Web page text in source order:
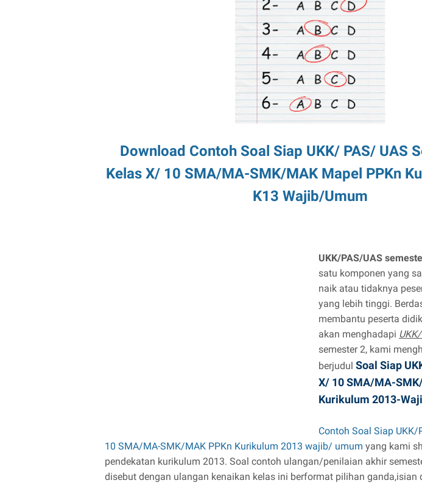
Download Contoh Soal Siap UKK/ PAS/ UAS
Kelas X/ 10 SMA/MA-SMK/MAK Mapel PPKn
K13 Wajib/Umum
UKK/PAS/UAS
satu komponen yang
naik atau tidaknya
yang lebih tinggi.
membantu peserta
akan menghadapi
semester 2, kami
berjudul Soal Siap
X/ 10 SMA/MA-
Kurikulum 2013-
Contoh Soal Siap UKK/
10 SMA/MA-SMK/MAK PPKn Kurikulum 2013 wajib/ umum yang kami
pendekatan kurikulum 2013. Soal contoh ulangan/penilaian akhir
disebut dengan ulangan kenaikan kelas ini berformat pilihan ganda,isian